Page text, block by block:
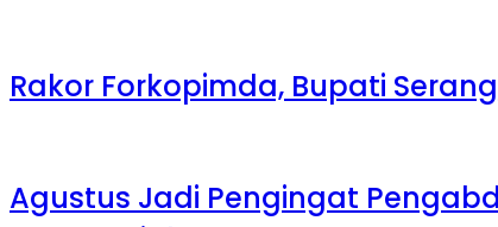
Rakor Forkopimda, Bupati
Agustus Jadi Pengingat